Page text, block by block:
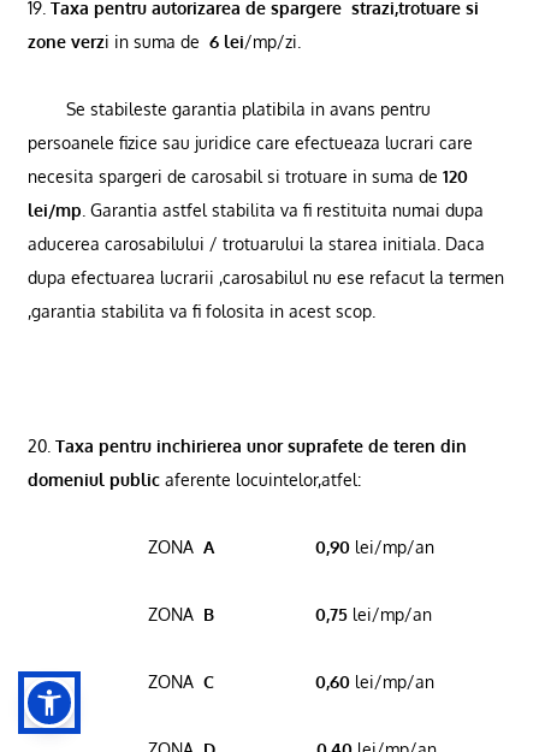
19. Taxa pentru autorizarea de spargere strazi,trotuare si
zone verzi in suma de 6 lei/mp/zi.
Se stabileste garantia platibila in avans pentru
persoanele fizice sau juridice care efectueaza lucrari care
necesita spargeri de carosabil si trotuare in suma de 120
lei/mp . Garantia astfel stabilita va fi restituita numai dupa
aducerea carosabilului / trotuarului la starea initiala. Daca
dupa efectuarea lucrarii ,carosabilul nu ese refacut la termen
,garantia stabilita va fi folosita in acest scop.
20. Taxa pentru inchirierea unor suprafete de teren din
domeniul publicaferente locuintelor,atfel:
ZONA A 0,90lei/mp/an
ZONA B 0,75 lei/mp/an
ZONA C 0,60lei/mp/an